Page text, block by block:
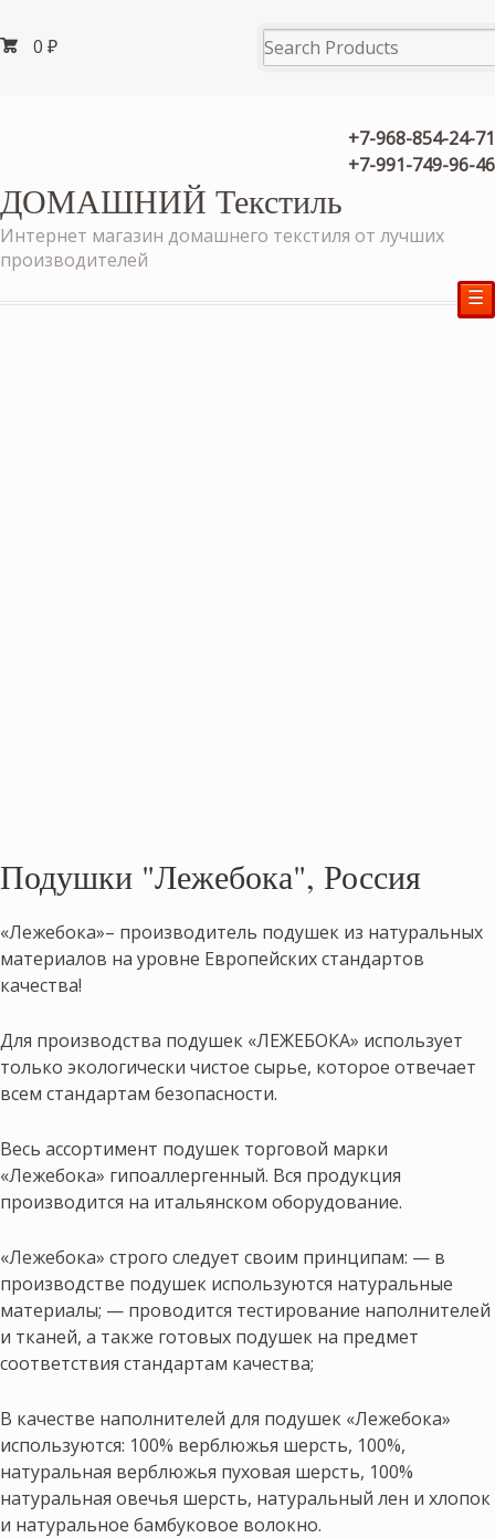
0 ₽
+7-968-854-24-71
+7-991-749-96-46
ДОМАШНИЙ Текстиль
Интернет магазин домашнего текстиля от лучших
производителей
☰
Подушки "Лежебока", Россия
«Лежебока»– производитель подушек из натуральных
материалов на уровне Европейских стандартов
качества!
Для производства подушек «ЛЕЖЕБОКА» использует
только экологически чистое сырье, которое отвечает
всем стандартам безопасности.
Весь ассортимент подушек торговой марки
«Лежебока» гипоаллергенный. Вся продукция
производится на итальянском оборудование.
«Лежебока» строго следует своим принципам: — в
производстве подушек используются натуральные
материалы; — проводится тестирование наполнителей
и тканей, а также готовых подушек на предмет
соответствия стандартам качества;
В качестве наполнителей для подушек «Лежебока»
используются: 100% верблюжья шерсть, 100%,
натуральная верблюжья пуховая шерсть, 100%
натуральная овечья шерсть, натуральный лен и хлопок
и натуральное бамбуковое волокно.